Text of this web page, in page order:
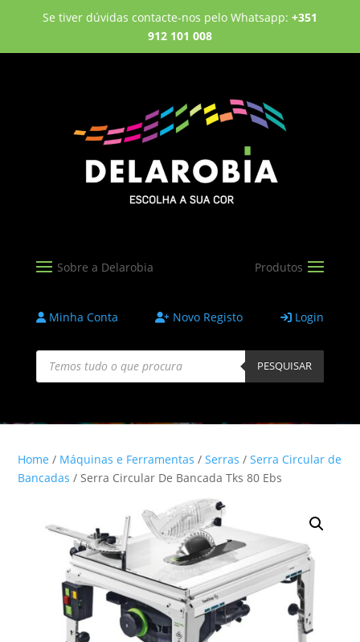
Se tiver dúvidas contacte-nos pelo Whatsapp: +351
912 101 008
Minha Conta Novo Registo Login
Products
search PESQUISAR
Home / Máquinas e Ferramentas /Serras /Serra Circular de
Bancadas / Serra Circular De Bancada Tks 80 Ebs